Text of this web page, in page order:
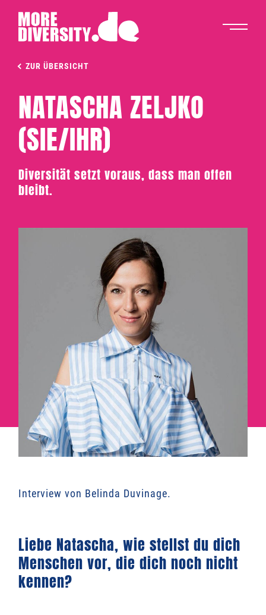
ZUR ÜBERSICHT
NATASCHA ZELJKO
(SIE/IHR)
Diversität setzt voraus, dass man offen
bleibt.
Interview von Belinda Duvinage.
Liebe Natascha, wie stellst du dich
Menschen vor, die dich noch nicht
kennen?